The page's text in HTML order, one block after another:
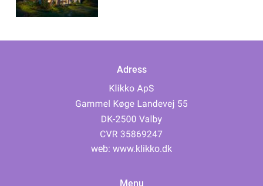
Adress
web: www.klikko.dk
Menu